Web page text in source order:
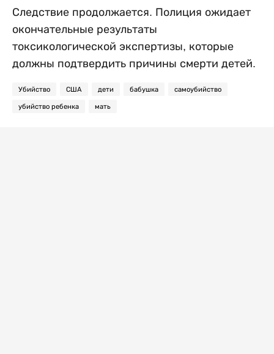
Следствие продолжается. Полиция ожидает
окончательные результаты
токсикологической экспертизы, которые
должны подтвердить причины смерти детей.
Убийство США дети бабушка самоубийство
убийство ребенка мать